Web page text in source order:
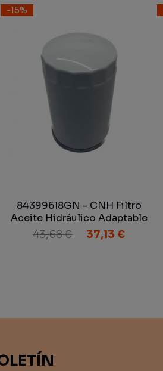
-15%
84399618GN - CNH Filtro
Aceite Hidráulico Adaptable
43,68 € 37,13 €